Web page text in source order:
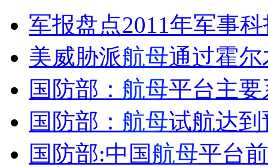
安徽一实载49人客车翻车
走！跟着总书记去植树
军报盘点2011年军事
美威胁派航母通过霍
国防部： 航母平台主
国防部： 航母试航达
国防部:中国航母平台